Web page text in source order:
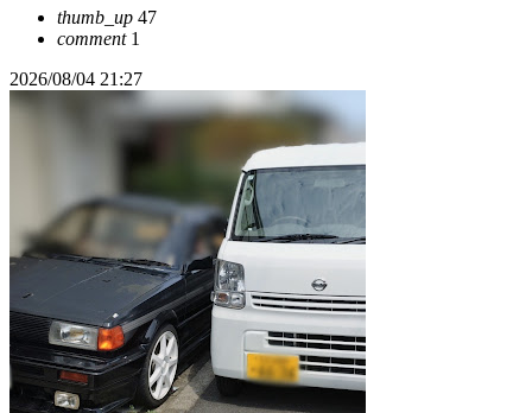
thumb_up 47
comment1
2026/08/04 21:27